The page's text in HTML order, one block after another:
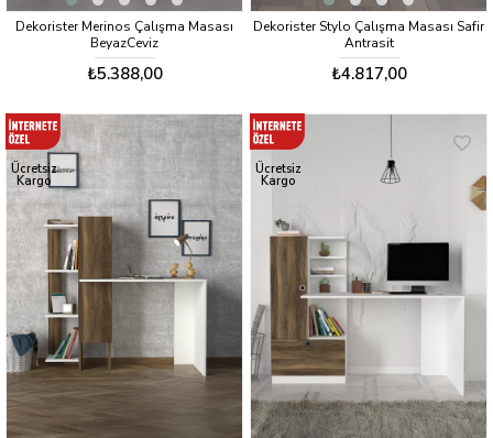
Dekorister Merinos Çalışma Masası
BeyazCeviz
₺5.388,00
Dekorister Stylo Çalışma Masası Safir
Antrasit
₺4.817,00
Ücretsiz
Kargo
Ücretsiz
Kargo